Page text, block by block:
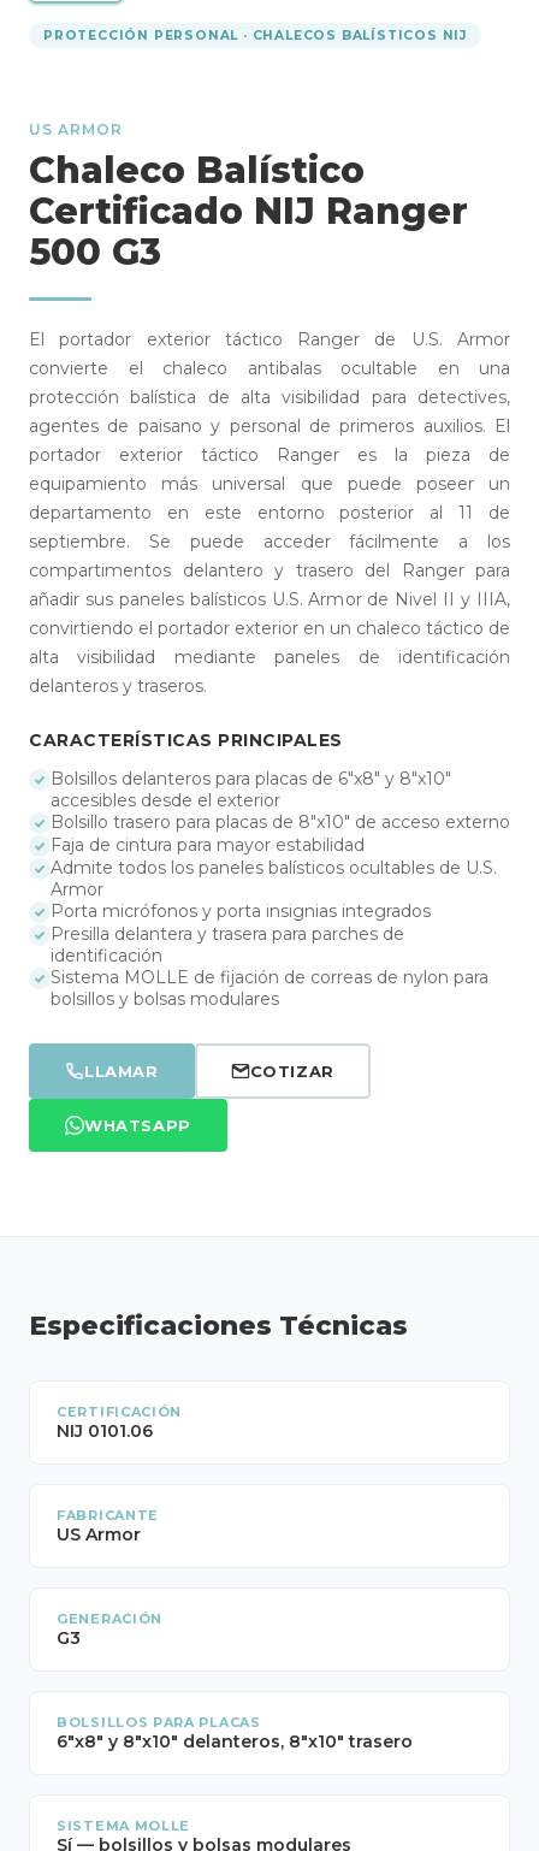
PROTECCIÓN PERSONAL · CHALECOS BALÍSTICOS NIJ
US ARMOR
Chaleco Balístico
Certificado NIJ Ranger
500 G3
El portador exterior táctico Ranger de U.S. Armor
convierte el chaleco antibalas ocultable en una
protección balística de alta visibilidad para detectives,
agentes de paisano y personal de primeros auxilios. El
portador exterior táctico Ranger es la pieza de
equipamiento más universal que puede poseer un
departamento en este entorno posterior al 11 de
septiembre. Se puede acceder fácilmente a los
compartimentos delantero y trasero del Ranger para
añadir sus paneles balísticos U.S. Armor de Nivel II y IIIA,
convirtiendo el portador exterior en un chaleco táctico de
alta visibilidad mediante paneles de identificación
delanteros y traseros.
CARACTERÍSTICAS PRINCIPALES
Bolsillos delanteros para placas de 6"x8" y 8"x10"
accesibles desde el exterior
Bolsillo trasero para placas de 8"x10" de acceso externo
Faja de cintura para mayor estabilidad
Admite todos los paneles balísticos ocultables de U.S.
Armor
Porta micrófonos y porta insignias integrados
Presilla delantera y trasera para parches de
identificación
Sistema MOLLE de fijación de correas de nylon para
bolsillos y bolsas modulares
LLAMAR COTIZAR
WHATSAPP
Especificaciones Técnicas
CERTIFICACIÓN
NIJ 0101.06
FABRICANTE
US Armor
GENERACIÓN
G3
BOLSILLOS PARA PLACAS
6"x8" y 8"x10" delanteros, 8"x10" trasero
SISTEMA MOLLE
Sí — bolsillos y bolsas modulares